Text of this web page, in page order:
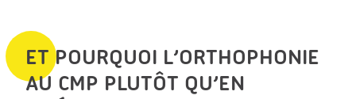
ET POURQUOI L’ORTHOPHONIE
AU CMP PLUTÔT QU’EN